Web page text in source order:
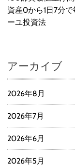
資産0から1日7分
ーユ投資法
アーカイブ
2026年8月
2026年7月
2026年6月
2026年5月